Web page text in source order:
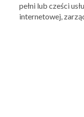
pełni lub cześci
internetowej,